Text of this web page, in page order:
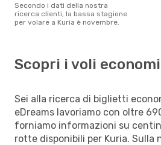
Secondo i dati della nostra
ricerca clienti, la bassa stagione
per volare a Kuria è novembre.
Scopri i voli
Sei alla ricerca di biglietti
eDreams lavoriamo con oltre
forniamo informazioni su
rotte disponibili per Kuria. Sulla